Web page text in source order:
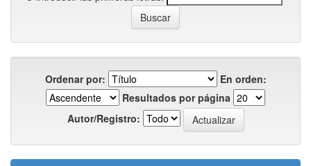
Ordenar por:
En orden:
Resultados por página
Autor/Registro: